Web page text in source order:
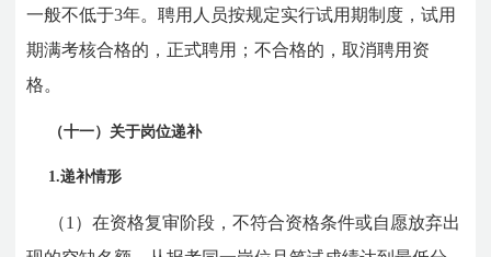
一般不低于3年。聘用人员按规定实行试用期制度，试用
期满考核合格的，正式聘用；不合格的，取消聘用资
格。
（十一）关于岗位递补
1.递补情形
（1）在资格复审阶段，不符合资格条件或自愿放弃出